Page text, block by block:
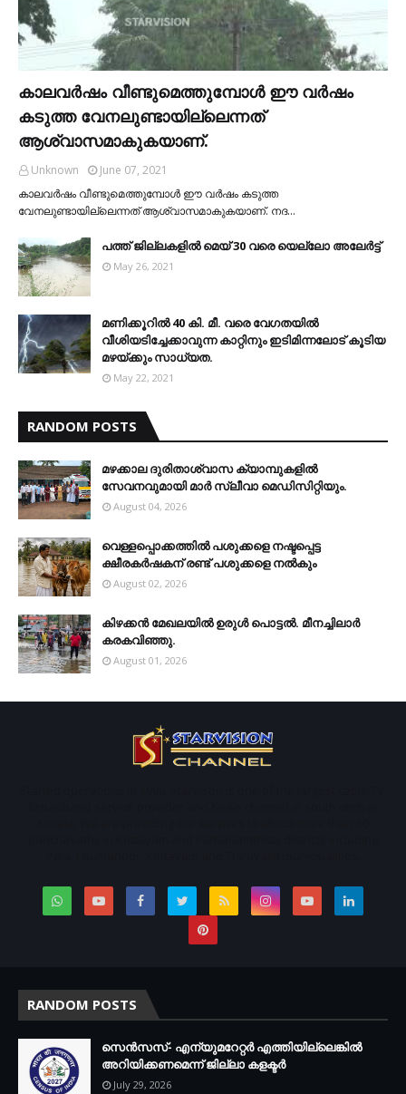
കാലവര്‍ഷം വീണ്ടുമെത്തുമ്പോള്‍ ഈ വര്‍ഷം
കടുത്ത വേനലുണ്ടായില്ലെന്നത്
ആശ്വാസമാകുകയാണ്.
Unknown
June 07, 2021
കാലവര്‍ഷം വീണ്ടുമെത്തുമ്പോള്‍ ഈ വര്‍ഷം കടുത്ത
വേനലുണ്ടായില്ലെന്നത് ആശ്വാസമാകുകയാണ്. നദ…
പത്ത് ജില്ലകളില്‍ മെയ് 30 വരെ യെല്ലോ അലേര്‍ട്ട്
May 26, 2021
മണിക്കൂറിൽ 40 കി. മീ. വരെ വേഗതയിൽ
വീശിയടിച്ചേക്കാവുന്ന കാറ്റിനും ഇടിമിന്നലോട് കൂടിയ
മഴയ്ക്കും സാധ്യത.
May 22, 2021
RANDOM POSTS
മഴക്കാല ദുരിതാശ്വാസ ക്യാമ്പുകളിൽ
സേവനവുമായി മാർ സ്ലീവാ മെഡിസിറ്റിയും.
August 04, 2026
വെള്ളപ്പൊക്കത്തില്‍ പശുക്കളെ നഷ്ടപ്പെട്ട
ക്ഷീരകര്‍ഷകന് രണ്ട് പശുക്കളെ നല്‍കും
August 02, 2026
കിഴക്കന്‍ മേഖലയില്‍ ഉരുള്‍ പൊട്ടല്‍. മീനച്ചിലാര്‍
കരകവിഞ്ഞു.
August 01, 2026
RANDOM POSTS
സെന്‍സസ്- എന്യുമറേറ്റര്‍ എത്തിയില്ലെങ്കില്‍
അറിയിക്കണമെന്ന് ജില്ലാ കളക്ടര്‍
July 29, 2026